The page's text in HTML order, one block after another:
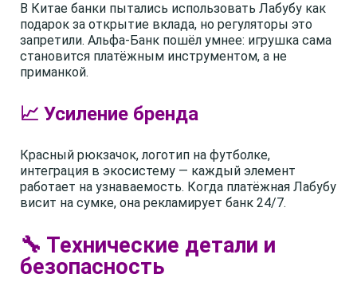
В Китае банки пытались использовать Лабубу как
подарок за открытие вклада, но регуляторы это
запретили. Альфа-Банк пошёл умнее: игрушка сама
становится платёжным инструментом, а не
приманкой.
📈 Усиление бренда
Красный рюкзачок, логотип на футболке,
интеграция в экосистему — каждый элемент
работает на узнаваемость. Когда платёжная Лабубу
висит на сумке, она рекламирует банк 24/7.
🔧 Технические детали и
безопасность